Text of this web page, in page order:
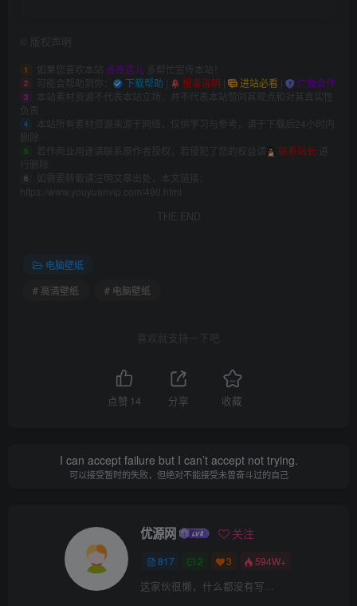
版权声明
1 如果您喜欢本站 点击这儿 多帮忙宣传本站！
2 可能会帮助到你： 下载帮助 报毒说明 | 进站必看 | 广告合作
3
本站素材资源不代表本站立场，并不代表本站赞同其观点和对其真实性
负责
4
本站所有素材资源来源于网络，仅供学习与参考，请于下载后24小时内
删除
5 若作商业用途请联系原作者授权，若侵犯了您的权益请 联系站长 进
行删除
6
如需要转载请注明文章出处，本文链接：
https://www.youyuanvip.com/480.html
THE END
电脑壁纸
# 高清壁纸
# 电脑壁纸
喜欢就支持一下吧
点赞 14 分享 收藏
I can accept failure but I can’t accept not trying.
可以接受暂时的失败，但绝对不能接受未曾奋斗过的自己
优源网 关注
817 2 3 594W+
这家伙很懒，什么都没有写...